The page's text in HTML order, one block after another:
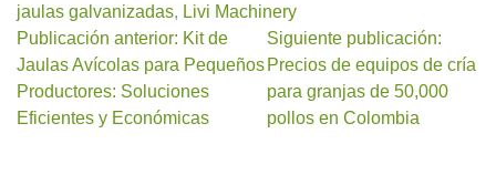
jaulas galvanizadas, Livi Machinery
Publicación anterior: Kit de
Jaulas Avícolas para Pequeños
Productores: Soluciones
Eficientes y Económicas
Siguiente publicación:
Precios de equipos de cría
para granjas de 50,000
pollos en Colombia